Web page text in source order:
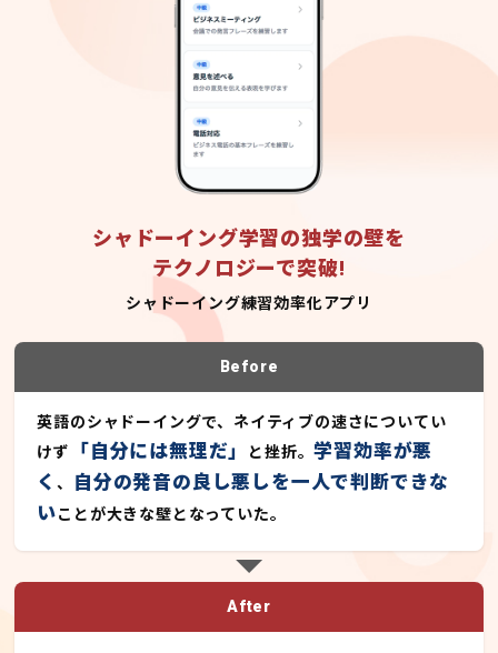
シャドーイング学習の独学の壁を
テクノロジーで突破!
シャドーイング練習効率化アプリ
Before
英語のシャドーイングで、ネイティブの速さについてい
けず
「自分には無理だ」 と挫折。学習効率が悪
く、
自分の発音の良し悪しを一人で判断できな
いことが大きな壁となっていた。
After